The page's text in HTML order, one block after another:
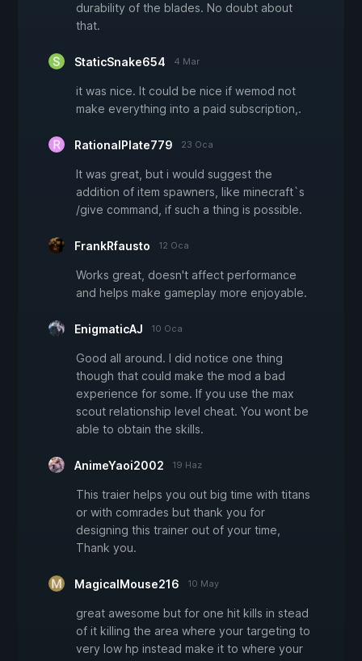
durability of the blades. No doubt about
that.
StaticSnake654 4 Mar
it was nice. It could be nice if wemod not
make everything into a paid subscription,.
RationalPlate779 23 Oca
It was great, but i would suggest the
addition of item spawners, like minecraft`s
/give command, if such a thing is possible.
FrankRfausto 12 Oca
Works great, doesn't affect performance
and helps make gameplay more enjoyable.
EnigmaticAJ 10 Oca
Good all around. I did notice one thing
though that could make the mod a bad
experience for some. If you use the max
scout relationship level cheat. You wont be
able to obtain the skills.
AnimeYaoi2002 19 Haz
This traier helps you out big time with titans
or with comrades but thank you for
designing this trainer out of your time,
Thank you.
MagicalMouse216 10 May
great awesome but for one hit kills in stead
of it killing the area where your targeting to
very low hp instead make it to where your